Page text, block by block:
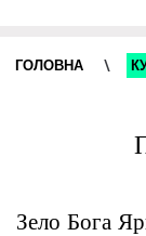
ГОЛОВНА \
Зело Бога